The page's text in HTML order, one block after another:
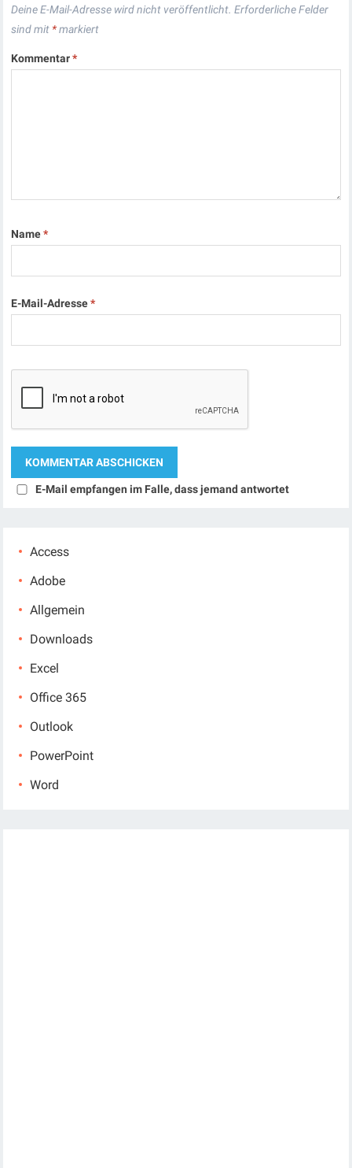
Deine E-Mail-Adresse wird nicht veröffentlicht. Erforderliche Felder
sind mit *markiert
Kommentar*
Name*
E-Mail-Adresse*
E-Mail empfangen im Falle, dass jemand antwortet
Access
Adobe
Allgemein
Downloads
Excel
Office 365
Outlook
PowerPoint
Word